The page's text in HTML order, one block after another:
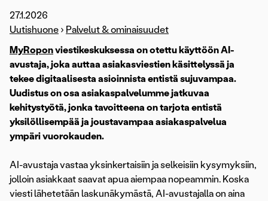
27.1.2026
Uutishuone › Palvelut & ominaisuudet
MyRoponviestikeskuksessa on otettu käyttöön AI-
avustaja, joka auttaa asiakasviestien käsittelyssä ja
tekee digitaalisesta asioinnista entistä sujuvampaa.
Uudistus on osa asiakaspalvelumme jatkuvaa
kehitystyötä, jonka tavoitteena on tarjota entistä
yksilöllisempää ja joustavampaa asiakaspalvelua
ympäri vuorokauden.
AI-avustaja vastaa yksinkertaisiin ja selkeisiin kysymyksiin,
jolloin asiakkaat saavat apua aiempaa nopeammin. Koska
viesti lähetetään laskunäkymästä, AI-avustajalla on aina